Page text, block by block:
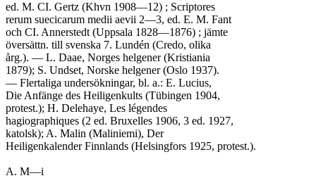
ed. M. CI. Gertz (Khvn 1908—12) ; Scriptores
rerum suecicarum medii aevii 2—3, ed. E. M. Fant
och CI. Annerstedt (Uppsala 1828—1876) ; jämte
översättn. till svenska 7. Lundén (Credo, olika
årg.). — L. Daae, Norges helgener (Kristiania
1879); S. Undset, Norske helgener (Oslo 1937).
— Flertaliga undersökningar, bl. a.: E. Lucius,
Die Anfänge des Heiligenkults (Tübingen 1904,
protest.); H. Delehaye, Les légendes
hagiographiques (2 ed. Bruxelles 1906, 3 ed. 1927,
katolsk); A. Malin (Maliniemi), Der
Heiligenkalender Finnlands (Helsingfors 1925, protest.).
A. M—i